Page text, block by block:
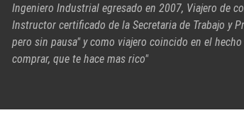
Ingeniero Industrial egresado en 2007, Viajero de
Instructor certificado de la Secretaria de Trabajo y
pero sin pausa" y como viajero coincido en el
comprar, que te hace mas rico"